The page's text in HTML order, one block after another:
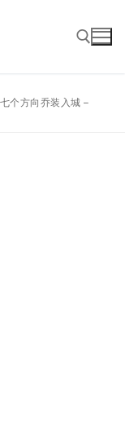
个方向乔装入城 –